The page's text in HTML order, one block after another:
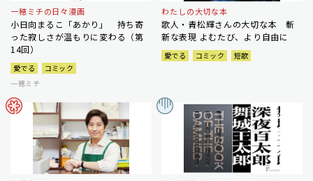
一穂ミチの日々漫画
小日向まるこ「あかり」 持ち寄
った寂しさが温もりに変わる（第
14回）
愛でる
コミック
一穂ミチ
わたしの大切な本
歌人・青松輝さんの大切な本 斬
新な表現 よむたび、より自由に
愛でる コミック 短歌